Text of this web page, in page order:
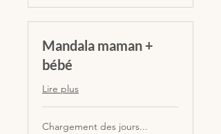
Mandala maman +
bébé
Lire plus
Chargement des jours...